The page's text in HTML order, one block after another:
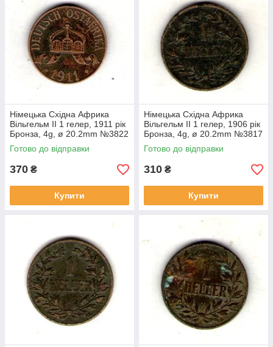
Німецька Східна Африка
Вільгельм II 1 гелер, 1911 рік
Бронза, 4g, ø 20.2mm №3822
Готово до відправки
370 ₴
Купити
Німецька Східна Африка
Вільгельм II 1 гелер, 1906 рік
Бронза, 4g, ø 20.2mm №3817
Готово до відправки
310 ₴
Купити